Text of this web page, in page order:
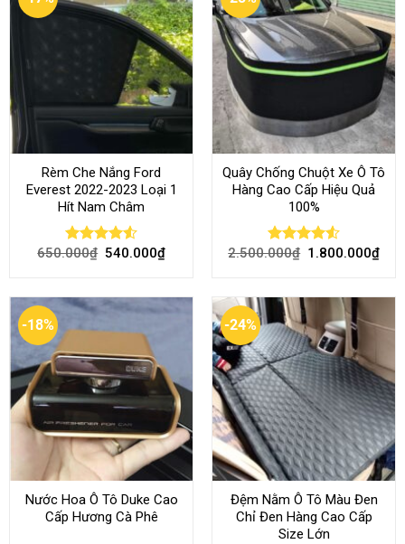
Rèm Che Nắng Ford
Everest 2022-2023 Loại 1
Hít Nam Châm
Rated4.51
650.000₫ 540.000₫
Quây Chống Chuột Xe Ô Tô
Hàng Cao Cấp Hiệu Quả
100%
Rated 4.51
2.500.000₫ 1.800.000₫
-18%
Nước Hoa Ô Tô Duke Cao
Cấp Hương Cà Phê
-24%
Đệm Nằm Ô Tô Màu Đen
Chỉ Đen Hàng Cao Cấp
Size Lớn